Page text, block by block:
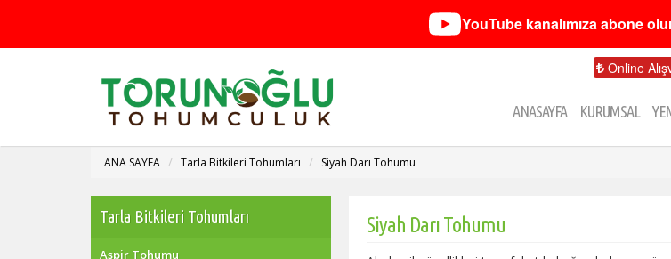
YouTube kanalımıza abone
Online
ANASAYFA KURUMSAL
ANA SAYFA Tarla Bitkileri Tohumları Siyah Darı Tohumu
Tarla Bitkileri Tohumları
Aspir Tohumu
Siyah Darı Tohumu